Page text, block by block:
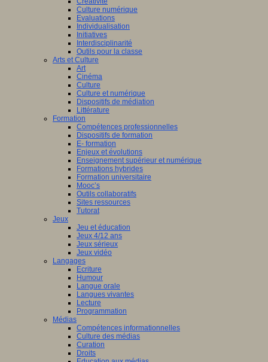
Culture numérique
Evaluations
Individualisation
Initiatives
Interdisciplinarité
Outils pour la classe
Arts et Culture
Art
Cinéma
Culture
Culture et numérique
Dispositifs de médiation
Littérature
Formation
Compétences professionnelles
Dispositifs de formation
E- formation
Enjeux et évolutions
Enseignement supérieur et numérique
Formations hybrides
Formation universitaire
Mooc’s
Outils collaboratifs
Sites ressources
Tutorat
Jeux
Jeu et éducation
Jeux 4/12 ans
Jeux sérieux
Jeux vidéo
Langages
Ecriture
Humour
Langue orale
Langues vivantes
Lecture
Programmation
Médias
Compétences informationnelles
Culture des médias
Curation
Droits